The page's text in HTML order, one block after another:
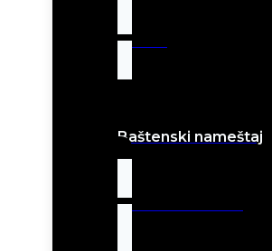
Jastuci
Baštenski nameštaj
Baštenske stolice